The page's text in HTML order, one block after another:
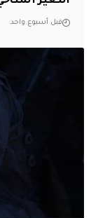
قبل أسبوع واحد